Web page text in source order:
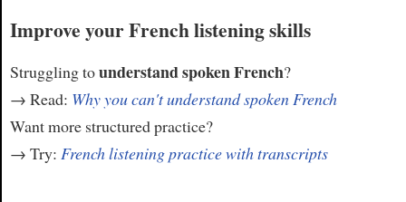
Improve your French listening skills
Struggling tounderstand spoken French?
→ Read: Why you can't understand spoken French
Want more structured practice?
→ Try: French listening practice with transcripts